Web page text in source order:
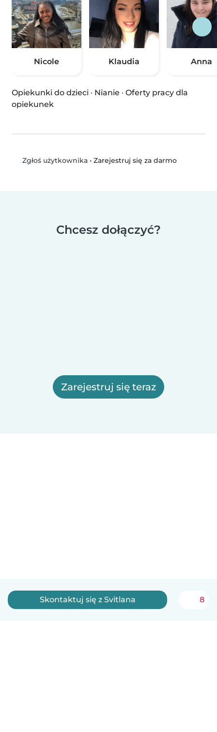
Nicole Klaudia Anna
Opiekunki do dzieci · Nianie · Oferty pracy dla
opiekunek
Zgłoś użytkownika• Zarejestruj się za darmo
Chcesz dołączyć?
Zarejestruj się teraz
Skontaktuj się z Svitlana 8